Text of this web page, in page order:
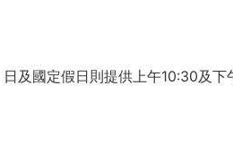
及國定假日則提供上午10:30及下